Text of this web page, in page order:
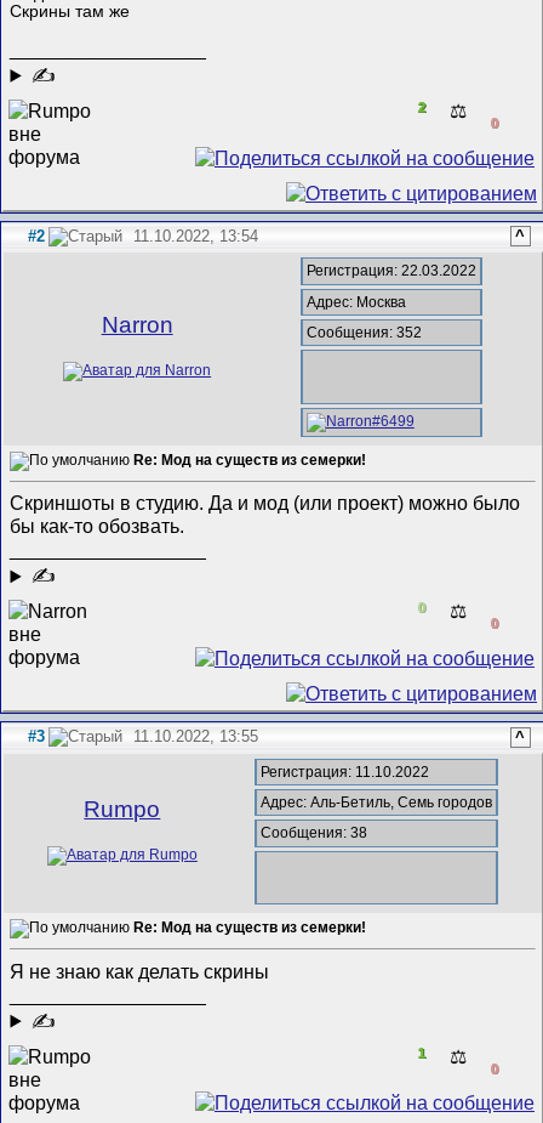
Скрины там же
✍
2 ⚖️
0
#2 11.10.2022, 13:54 ^
Narron
Регистрация: 22.03.2022
Адрес: Москва
Сообщения: 352
Re: Мод на существ из семерки!
Скриншоты в студию. Да и мод (или проект) можно было
бы как-то обозвать.
✍
0 ⚖️
0
#3 11.10.2022, 13:55 ^
Rumpo
Регистрация: 11.10.2022
Адрес: Аль-Бетиль, Семь городов
Сообщения: 38
Re: Мод на существ из семерки!
Я не знаю как делать скрины
✍
1 ⚖️
0